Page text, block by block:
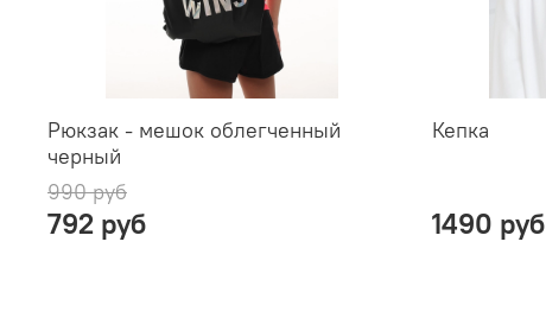
Рюкзак - мешок облегченный
черный
990 руб
792 руб
Кепка
1490 руб